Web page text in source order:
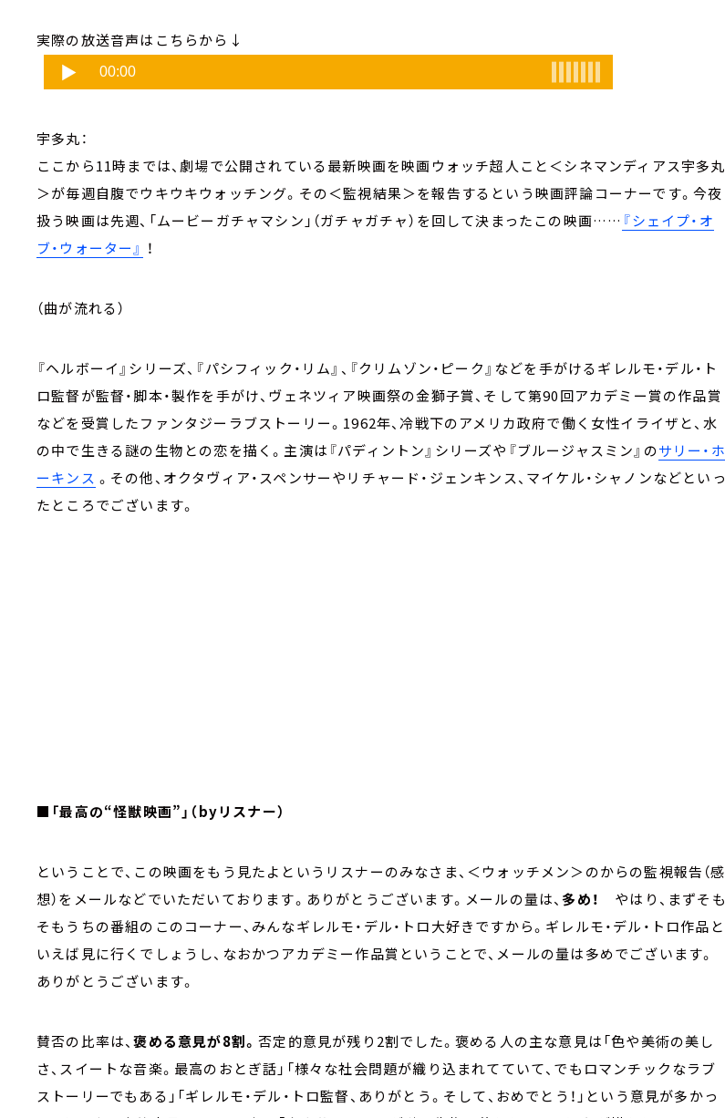
実際の放送音声はこちらから↓
宇多丸：
ここから11時までは、劇場で公開されている最新映画を映画ウォッチ超人こと＜シネマンディアス宇多丸
＞が毎週自腹でウキウキウォッチング。その＜監視結果＞を報告するという映画評論コーナーです。今夜
扱う映画は先週、「ムービーガチャマシン」（ガチャガチャ）を回して決まったこの映画…… 『シェイプ・オ
ブ・ウォーター』 ！
（曲が流れる）
『ヘルボーイ』シリーズ、『パシフィック・リム』、『クリムゾン・ピーク』などを手がけるギレルモ・デル・ト
ロ監督が監督・脚本・製作を手がけ、ヴェネツィア映画祭の金獅子賞、そして第90回アカデミー賞の作品賞
などを受賞したファンタジーラブストーリー。1962年、冷戦下のアメリカ政府で働く女性イライザと、水
の中で生きる謎の生物との恋を描く。主演は『パディントン』シリーズや『ブルージャスミン』のサリー・ホ
ーキンス 。その他、オクタヴィア・スペンサーやリチャード・ジェンキンス、マイケル・シャノンなどといっ
たところでございます。
■「最高の“怪獣映画”」（byリスナー）
ということで、この映画をもう見たよというリスナーのみなさま、＜ウォッチメン＞のからの監視報告（感
想）をメールなどでいただいております。ありがとうございます。メールの量は、 多め！ やはり、まずそも
そもうちの番組のこのコーナー、みんなギレルモ・デル・トロ大好きですから。ギレルモ・デル・トロ作品と
いえば見に行くでしょうし、なおかつアカデミー作品賞ということで、メールの量は多めでございます。
ありがとうございます。
賛否の比率は、褒める意見が8割。否定的意見が残り2割でした。褒める人の主な意見は「色や美術の美し
さ、スイートな音楽。最高のおとぎ話」「様々な社会問題が織り込まれてていて、でもロマンチックなラブ
ストーリーでもある」「ギレルモ・デル・トロ監督、ありがとう。そして、おめでとう！」という意見が多かっ